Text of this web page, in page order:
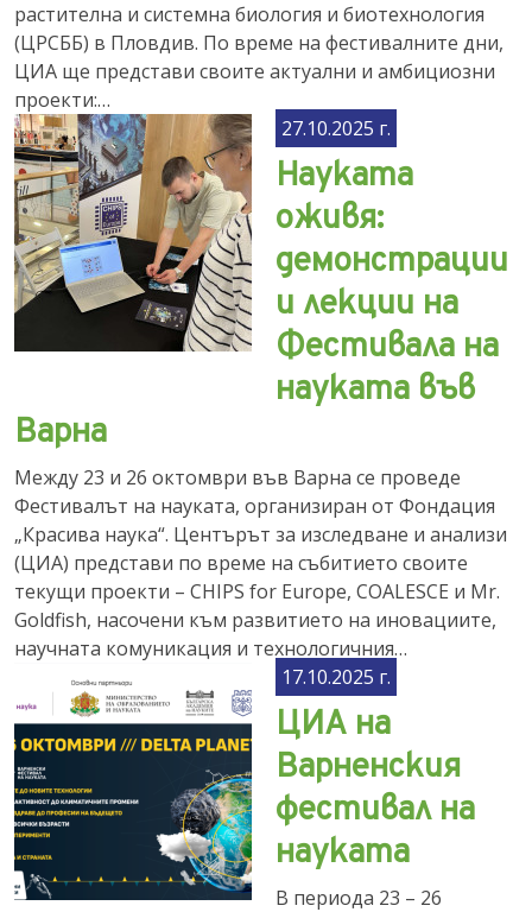
растителна и системна биология и биотехнология
(ЦРСББ) в Пловдив. По време на фестивалните дни,
ЦИА ще представи своите актуални и амбициозни
проекти:…
27.10.2025 г.
Науката
оживя:
демонстрации
и лекции на
Фестивала на
науката във
Варна
Между 23 и 26 октомври във Варна се проведе
Фестивалът на науката, организиран от Фондация
„Красива наука“. Центърът за изследване и анализи
(ЦИА) представи по време на събитието своите
текущи проекти – CHIPS for Europe, COALESCE и Mr.
Goldfish, насочени към развитието на иновациите,
научната комуникация и технологичния…
17.10.2025 г.
ЦИА на
Варненския
фестивал на
науката
В периода 23 – 26